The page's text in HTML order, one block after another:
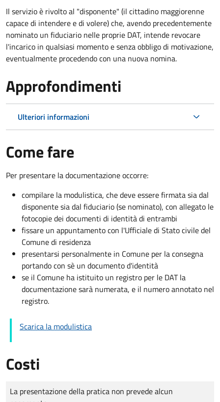
Il servizio è rivolto al "disponente" (il cittadino maggiorenne
capace di intendere e di volere) che, avendo precedentemente
nominato un fiduciario nelle proprie DAT, intende revocare
l'incarico in qualsiasi momento e senza obbligo di motivazione,
eventualmente procedendo con una nuova nomina.
Approfondimenti
Ulteriori informazioni
Come fare
Per presentare la documentazione occorre:
compilare la modulistica, che deve essere firmata sia dal
disponente sia dal fiduciario (se nominato), con allegato le
fotocopie dei documenti di identità di entrambi
fissare un appuntamento con l'Ufficiale di Stato civile del
Comune di residenza
presentarsi personalmente in Comune per la consegna
portando con sè un documento d'identità
se il Comune ha istituito un registro per le DAT la
documentazione sarà numerata, e il numero annotato nel
registro.
Scarica la modulistica
Costi
Tipo di pagamento
Importo
La presentazione della pratica non prevede alcun